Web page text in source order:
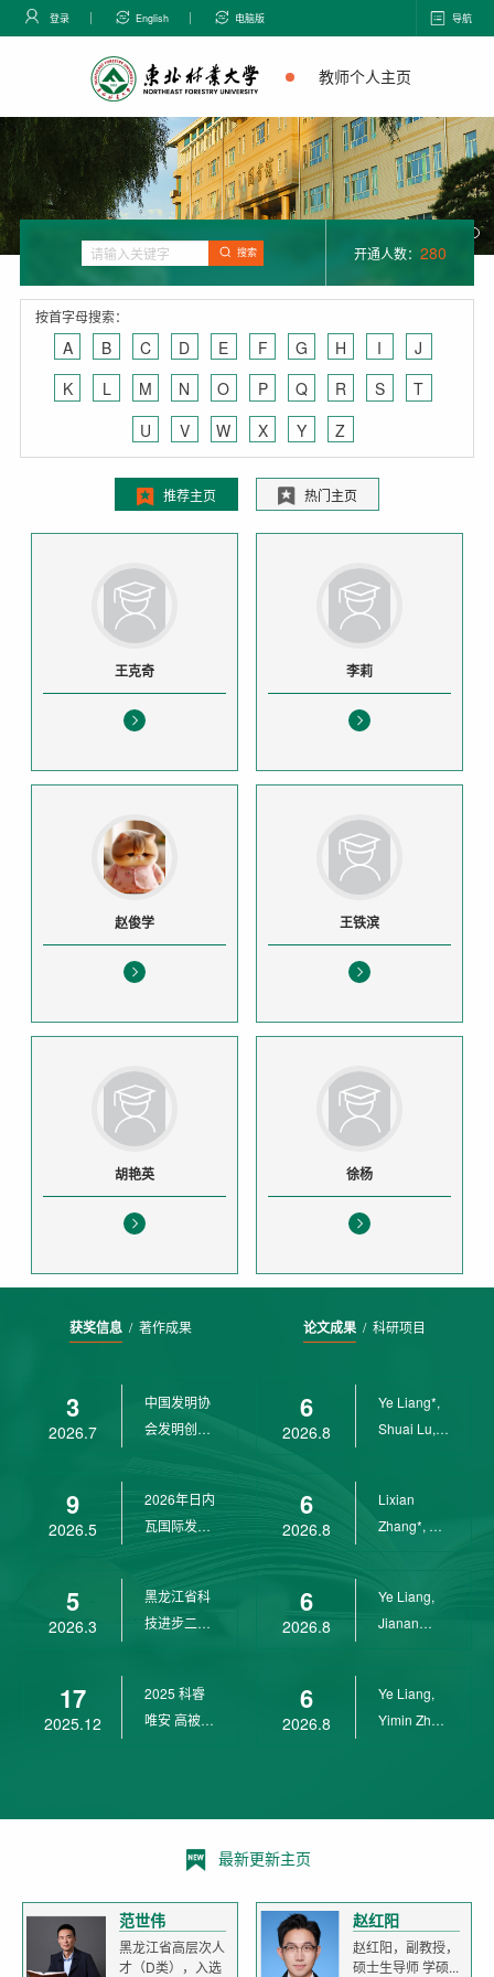
登录 English 电脑版 导航
教师个人主页
搜索 开通人数： 280
按首字母搜索：
A B C D E F G H I
J
K
L M N O P Q R S
T
U
V W X Y Z
推荐主页 热门主页
王克奇 李莉
赵俊学 王铁滨
胡艳英 徐杨
获奖信息/ 著作成果
3
2026.7
中国发明协
会发明创业
9
2026.5
2026年日内
瓦国际发明
5
2026.3
黑龙江省科
技进步二等
17
2025.12
2025 科睿
唯安 高被引
论文成果/ 科研项目
6
2026.8
Ye Liang*,
Shuai Lu,
6
2026.8
Lixian
Zhang*, Ye
6
2026.8
Ye Liang,
Jianan
6
2026.8
Ye Liang,
Yimin Zhu,
最新更新主页
范世伟
黑龙江省高层次人
才（D类），入选
赵红阳
赵红阳，副教授，
硕士生导师 学硕...